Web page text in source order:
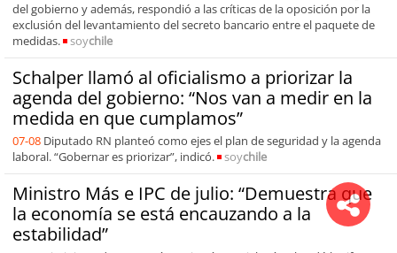
del gobierno y además, respondió a las críticas de la oposición por la
exclusión del levantamiento del secreto bancario entre el paquete de
medidas.
soychile
Schalper llamó al oficialismo a priorizar la
agenda del gobierno: “Nos van a medir en la
medida en que cumplamos”
07-08 Diputado RN planteó como ejes el plan de seguridad y la agenda
laboral. “Gobernar es priorizar”, indicó.
soychile
Ministro Más e IPC de julio: “Demuestra que
la economía se está encauzando a la
estabilidad”